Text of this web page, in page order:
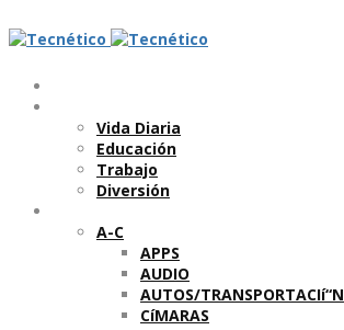
Vida Diaria
Educación
Trabajo
Diversión
A-C
APPS
AUDIO
AUTOS/TRANSPORTACIí“N
CíMARAS